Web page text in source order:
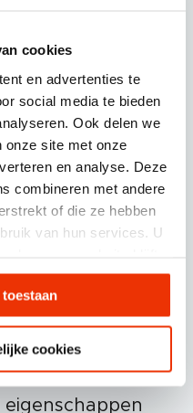
cookies
en advertenties te
social media te bieden
Ook delen we
onze site met onze
en analyse. Deze
combineren met andere
of die ze hebben
van hun services. U
cookies
schoon en
maak
ze te markeren
kunnen dan
eigenschappen